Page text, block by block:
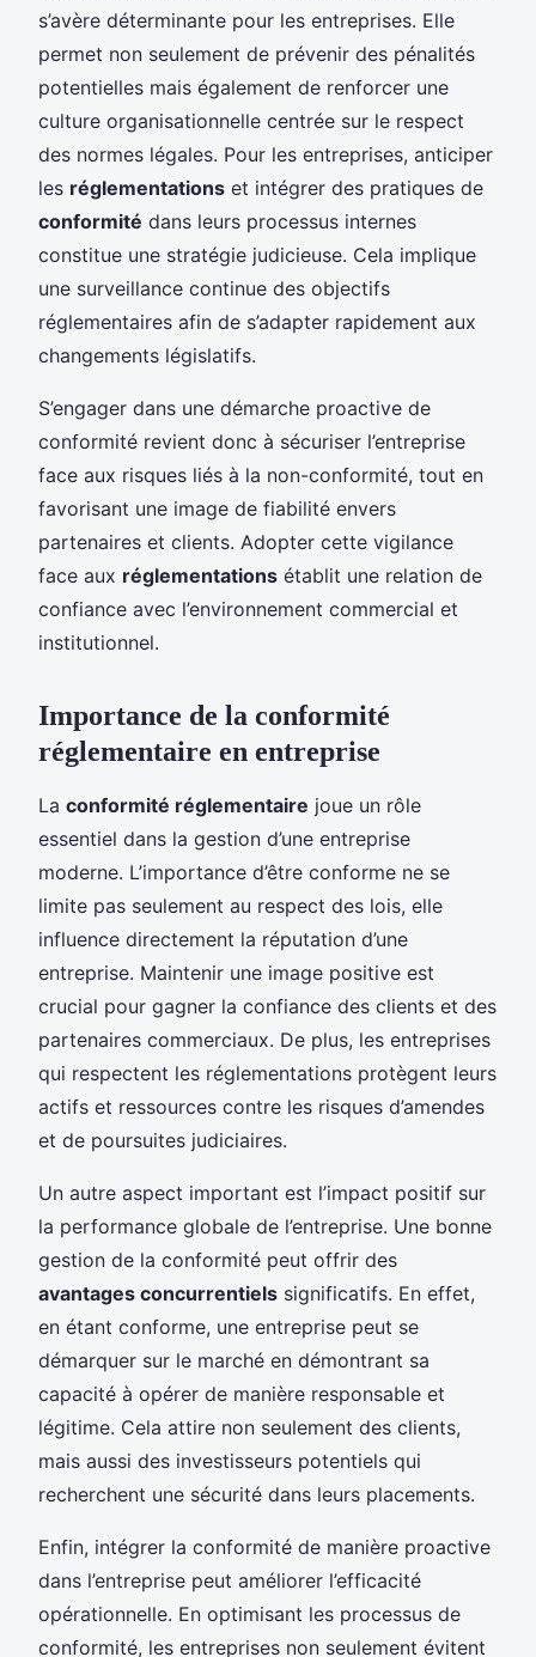
s’avère déterminante pour les entreprises. Elle
permet non seulement de prévenir des pénalités
potentielles mais également de renforcer une
culture organisationnelle centrée sur le respect
des normes légales. Pour les entreprises, anticiper
les réglementations et intégrer des pratiques de
conformité dans leurs processus internes
constitue une stratégie judicieuse. Cela implique
une surveillance continue des objectifs
réglementaires afin de s’adapter rapidement aux
changements législatifs.
S’engager dans une démarche proactive de
conformité revient donc à sécuriser l’entreprise
face aux risques liés à la non-conformité, tout en
favorisant une image de fiabilité envers
partenaires et clients. Adopter cette vigilance
face aux réglementations établit une relation de
confiance avec l’environnement commercial et
institutionnel.
Importance de la conformité
réglementaire en entreprise
La conformité réglementaire joue un rôle
essentiel dans la gestion d’une entreprise
moderne. L’importance d’être conforme ne se
limite pas seulement au respect des lois, elle
influence directement la réputation d’une
entreprise. Maintenir une image positive est
crucial pour gagner la confiance des clients et des
partenaires commerciaux. De plus, les entreprises
qui respectent les réglementations protègent leurs
actifs et ressources contre les risques d’amendes
et de poursuites judiciaires.
Un autre aspect important est l’impact positif sur
la performance globale de l’entreprise. Une bonne
gestion de la conformité peut offrir des
avantages concurrentiels significatifs. En effet,
en étant conforme, une entreprise peut se
démarquer sur le marché en démontrant sa
capacité à opérer de manière responsable et
légitime. Cela attire non seulement des clients,
mais aussi des investisseurs potentiels qui
recherchent une sécurité dans leurs placements.
Enfin, intégrer la conformité de manière proactive
dans l’entreprise peut améliorer l’efficacité
opérationnelle. En optimisant les processus de
conformité, les entreprises non seulement évitent